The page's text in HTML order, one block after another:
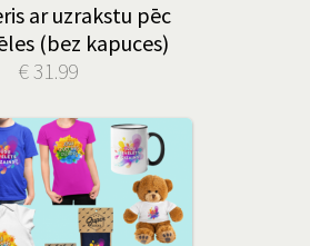
ar uzrakstu pēc
(bez kapuces)
€ 31.99